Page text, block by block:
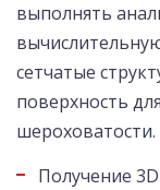
выполнять
сетчатые
поверхность
шероховатости.
Получение